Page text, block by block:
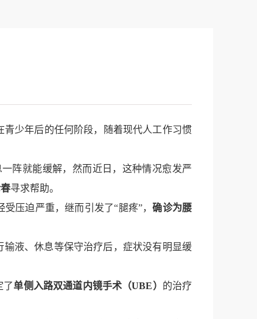
少年后的任何阶段，随着现代人工作习惯
阵就能缓解，然而近日，这种情况愈发严
寻求帮助。
压迫严重，继而引发了“腿疼”，确诊为腰
液、休息等保守治疗后，症状没有明显缓
了单侧入路双通道内镜手术（UBE） 的治疗